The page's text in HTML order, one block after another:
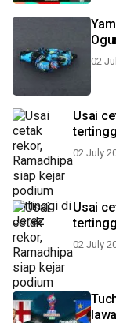
02
Usai
02 July
Usai
02 July